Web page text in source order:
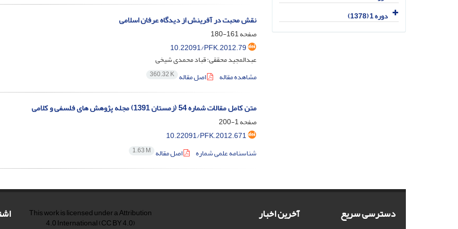
نقش محبت در آفرینش از دیدگاه عرفان اسلامی
صفحه161-180
10.22091/PFK.2012.79
عبدالمجید محققی؛ قباد محمدی شیخی
مشاهده مقاله
اصل مقاله 360.32 K
متن کامل مقالات شماره 54 (زمستان 1391) مجله پژوهش های فلسفی و کلامی
صفحه1-200
10.22091/PFK.2012.671
شناسنامه علمی شماره
اصل مقاله 1.63 M
دوره 1 (1378)
دسترسی سریع آخرین اخبار This work is licensed under aAttribution
4.0 International(CC BY 4.0)